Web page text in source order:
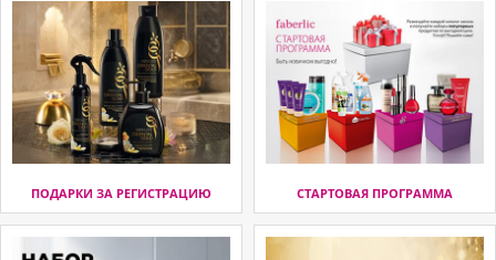
ПОДАРКИ ЗА РЕГИСТРАЦИЮ СТАРТОВАЯ ПРОГРАММА